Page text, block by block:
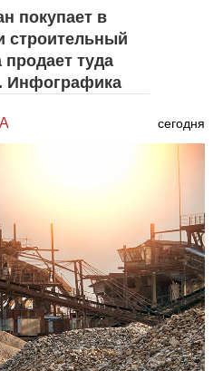
покупает в
строительный
продает туда
Инфографика
сегодня